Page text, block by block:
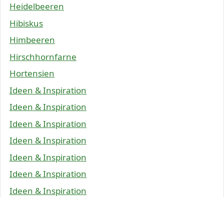
Heidelbeeren
Hibiskus
Himbeeren
Hirschhornfarne
Hortensien
Ideen & Inspiration
Ideen & Inspiration
Ideen & Inspiration
Ideen & Inspiration
Ideen & Inspiration
Ideen & Inspiration
Ideen & Inspiration